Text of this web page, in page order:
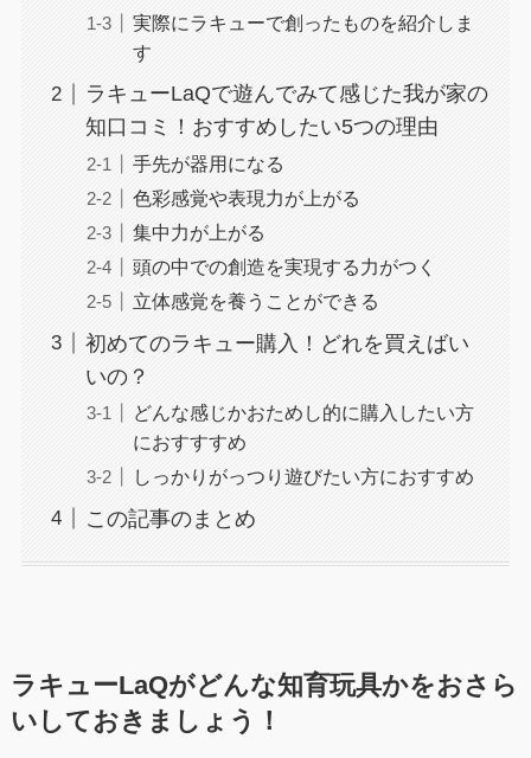
実際にラキューで創ったものを紹介しま
す
ラキューLaQで遊んでみて感じた我が家の
知口コミ！おすすめしたい5つの理由
手先が器用になる
色彩感覚や表現力が上がる
集中力が上がる
頭の中での創造を実現する力がつく
立体感覚を養うことができる
初めてのラキュー購入！どれを買えばい
いの？
どんな感じかおためし的に購入したい方
におすすすめ
しっかりがっつり遊びたい方におすすめ
この記事のまとめ
ラキューLaQがどんな知育玩具かをおさら
いしておきましょう！